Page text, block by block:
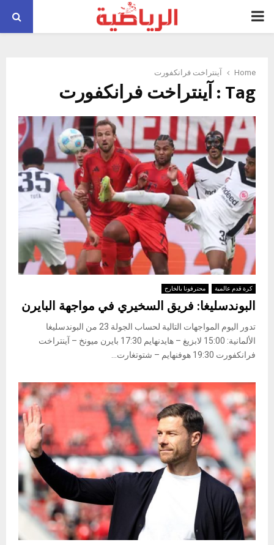
PRIMARY
Home آينتراخت فرانكفورت
Tag : آينتراخت فرانكفورت
كرة قدم عالمية محترفونا بالخارج
البوندسليغا: فريق السخيري في مواجهة البايرن
تدور اليوم المواجهات التالية لحساب الجولة 23 من البوندسليغا
الألمانية: 15:00 لابزيغ – هايدنهايم 17:30 بايرن ميونخ – آينتراخت
فرانكفورت 19:30 هوفنهايم – شتوتغارت...